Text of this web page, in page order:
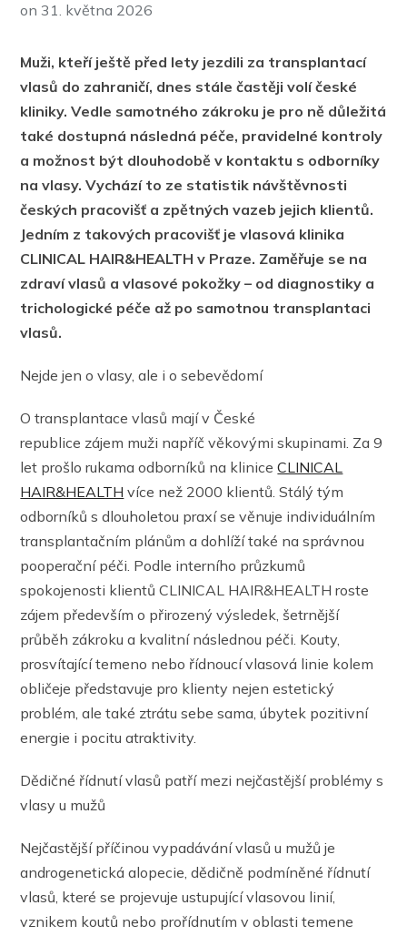
on31. května 2026
Muži, kteří ještě před lety jezdili za transplantací
vlasů do zahraničí, dnes stále častěji volí české
kliniky. Vedle samotného zákroku je pro ně důležitá
také dostupná následná péče, pravidelné kontroly
a možnost být dlouhodobě v kontaktu s odborníky
na vlasy. Vychází to ze statistik návštěvnosti
českých pracovišť a zpětných vazeb jejich klientů.
Jedním z takových pracovišť je vlasová klinika
CLINICAL HAIR&HEALTH v Praze. Zaměřuje se na
zdraví vlasů a vlasové pokožky – od diagnostiky a
trichologické péče až po samotnou transplantaci
vlasů.
Nejde jen o vlasy, ale i o sebevědomí
O transplantace vlasů mají v České
republice zájem muži napříč věkovými skupinami. Za 9
let prošlo rukama odborníků na kliniceCLINICAL
HAIR&HEALTH více než 2000 klientů. Stálý tým
odborníků s dlouholetou praxí se věnuje individuálním
transplantačním plánům a dohlíží také na správnou
pooperační péči. Podle interního průzkumů
spokojenosti klientů CLINICAL HAIR&HEALTH roste
zájem především o přirozený výsledek, šetrnější
průběh zákroku a kvalitní následnou péči. Kouty,
prosvítající temeno nebo řídnoucí vlasová linie kolem
obličeje představuje pro klienty nejen estetický
problém, ale také ztrátu sebe sama, úbytek pozitivní
energie i pocitu atraktivity.
Dědičné řídnutí vlasů patří mezi nejčastější problémy s
vlasy u mužů
Nejčastější příčinou vypadávání vlasů u mužů je
androgenetická alopecie, dědičně podmíněné řídnutí
vlasů, které se projevuje ustupující vlasovou linií,
vznikem koutů nebo prořídnutím v oblasti temene